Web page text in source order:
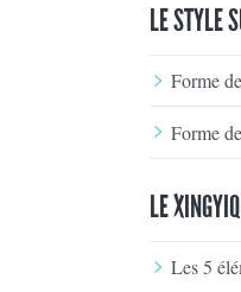
LE STYLE
Forme
Forme
LE
Les 5